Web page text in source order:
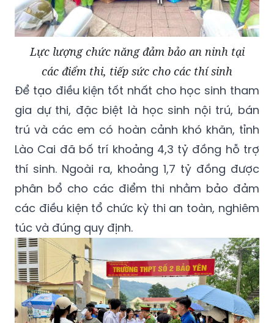
Lực lượng chức năng đảm bảo an ninh tại
các điểm thi, tiếp sức cho các thí sinh
Để tạo điều kiện tốt nhất cho học sinh tham
gia dự thi, đặc biệt là học sinh nội trú, bán
trú và các em có hoàn cảnh khó khăn, tỉnh
Lào Cai đã bố trí khoảng 4,3 tỷ đồng hỗ trợ
thí sinh. Ngoài ra, khoảng 1,7 tỷ đồng được
phân bổ cho các điểm thi nhằm bảo đảm
các điều kiện tổ chức kỳ thi an toàn, nghiêm
túc và đúng quy định.